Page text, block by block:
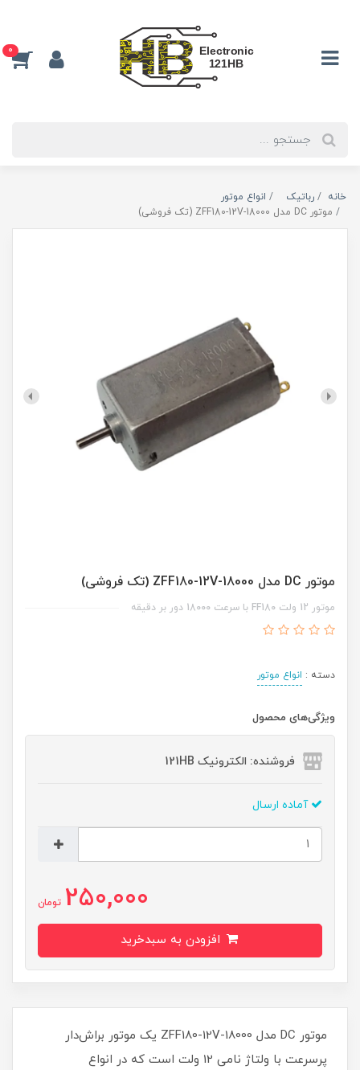
0
خانه رباتیک
انواع موتور
موتور DC مدل ZFF180-12V-18000 (تک فروشی)
موتور DC مدل ZFF180-12V-18000 (تک فروشی)
موتور 12 ولت FF180 با سرعت 18000 دور بر دقیقه
دسته : انواع موتور
ویژگی‌های محصول
فروشنده: الکترونیک 121HB
آماده ارسال
250,000 تومان
موتور DC مدل ZFF180-12V-18000 یک موتور براش‌دار
پرسرعت با ولتاژ نامی 12 ولت است که در انواع